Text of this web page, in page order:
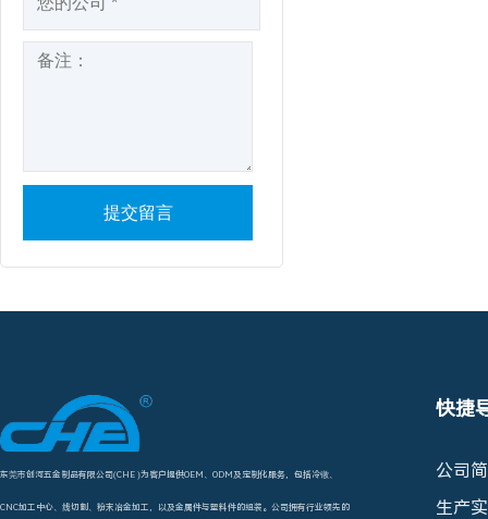
东莞市创河五金制品有限公司(CHE )为客户提供OEM、ODM及定制化服务，包括冷镦、
CNC加工中心、线切割、粉末冶金加工，以及金属件与塑料件的组装。公司拥有行业领先的
快捷
公司
生产